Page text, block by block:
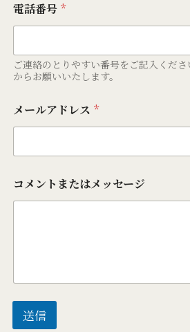
電話番号 *
ご連絡のとりやすい番号をご記入くだ
からお願いいたします。
メールアドレス *
コメントまたはメッセージ
送信